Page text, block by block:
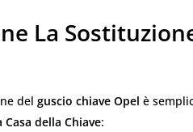
La
del guscio chiave Opel è
Casa della Chiave: